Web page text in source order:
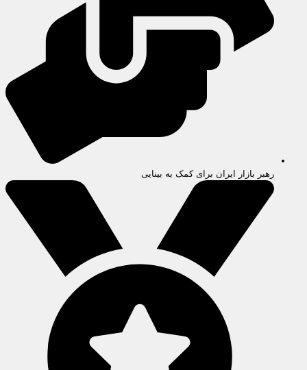
رهبر بازار ایران برای کمک به بینایی